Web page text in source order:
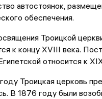
автостоянок,
обеспечения.
Троицкой
к концу XVIII века.
относится к
Троицкая церковь
В 1876 году были